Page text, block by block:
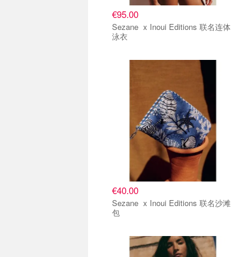
€95.00
Sezane x Inoui Editions 联名连体
泳衣
€40.00
Sezane x Inoui Editions 联名沙滩
包